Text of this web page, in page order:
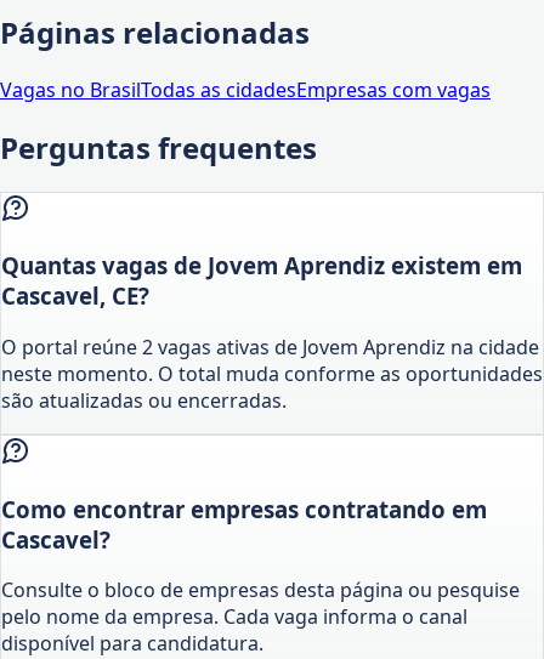
Páginas relacionadas
Vagas no BrasilTodas as cidadesEmpresas com vagas
Perguntas frequentes
Quantas vagas de Jovem Aprendiz existem em
Cascavel, CE?
O portal reúne 2 vagas ativas de Jovem Aprendiz na cidade
neste momento. O total muda conforme as oportunidades
são atualizadas ou encerradas.
Como encontrar empresas contratando em
Cascavel?
Consulte o bloco de empresas desta página ou pesquise
pelo nome da empresa. Cada vaga informa o canal
disponível para candidatura.